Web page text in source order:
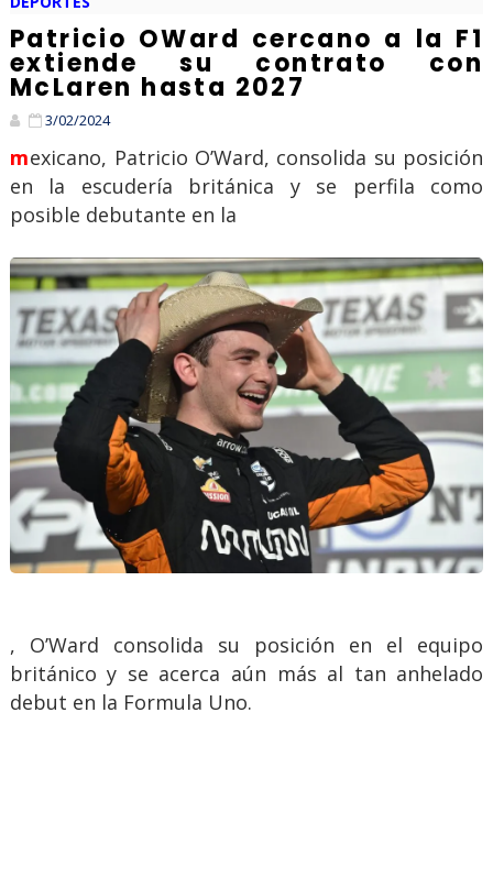
Patricio OWard cercano a la F1
extiende su contrato con
McLaren hasta 2027
3/02/2024
mexicano, Patricio O’Ward, consolida su posición
en la escudería británica y se perfila como
posible debutante en la
, O’Ward consolida su posición en el equipo
británico y se acerca aún más al tan anhelado
debut en la Formula Uno.